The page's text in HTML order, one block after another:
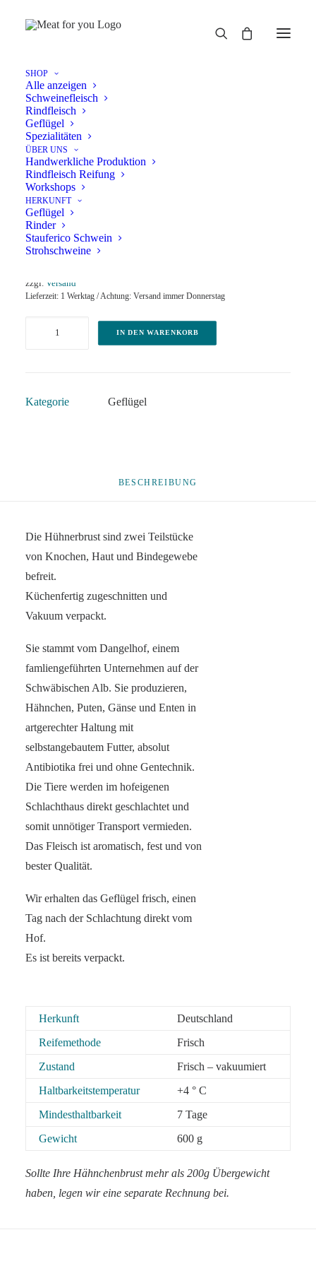
SHOP
Alle anzeigen
Schweinefleisch
Rindfleisch
Geflügel
Spezialitäten
ÜBER UNS
Handwerkliche Produktion
Rindfleisch Reifung
Workshops
HERKUNFT
Geflügel
Rinder
Stauferico Schwein
Strohschweine
HÄHNCHENBRUST
16,14€
zzgl. Versand
Lieferzeit: 1 Werktag / Achtung: Versand immer Donnerstag
IN DEN WARENKORB
Kategorie Geflügel
BESCHREIBUNG
Die Hühnerbrust sind zwei Teilstücke
von Knochen, Haut und Bindegewebe
befreit.
Küchenfertig zugeschnitten und
Vakuum verpackt.
Sie stammt vom Dangelhof, einem
famliengeführten Unternehmen auf der
Schwäbischen Alb. Sie produzieren,
Hähnchen, Puten, Gänse und Enten in
artgerechter Haltung mit
selbstangebautem Futter, absolut
Antibiotika frei und ohne Gentechnik.
Die Tiere werden im hofeigenen
Schlachthaus direkt geschlachtet und
somit unnötiger Transport vermieden.
Das Fleisch ist aromatisch, fest und von
bester Qualität.
Wir erhalten das Geflügel frisch, einen
Tag nach der Schlachtung direkt vom
Hof.
Es ist bereits verpackt.
Herkunft
Deutschland
Reifemethode
Frisch
Zustand
Frisch – vakuumiert
Haltbarkeitstemperatur
+4 ° C
Mindesthaltbarkeit
7 Tage
Gewicht
600 g
Sollte Ihre Hähnchenbrust mehr als 200g Übergewicht
haben, legen wir eine separate Rechnung bei.